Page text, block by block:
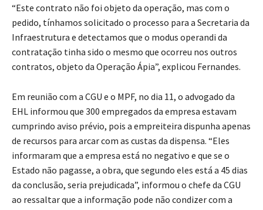
“Este contrato não foi objeto da operação, mas com o
pedido, tínhamos solicitado o processo para a Secretaria da
Infraestrutura e detectamos que o modus operandi da
contratação tinha sido o mesmo que ocorreu nos outros
contratos, objeto da Operação Ápia”, explicou Fernandes.
Em reunião com a CGU e o MPF, no dia 11, o advogado da
EHL informou que 300 empregados da empresa estavam
cumprindo aviso prévio, pois a empreiteira dispunha apenas
de recursos para arcar com as custas da dispensa. “Eles
informaram que a empresa está no negativo e que se o
Estado não pagasse, a obra, que segundo eles está a 45 dias
da conclusão, seria prejudicada”, informou o chefe da CGU
ao ressaltar que a informação pode não condizer com a